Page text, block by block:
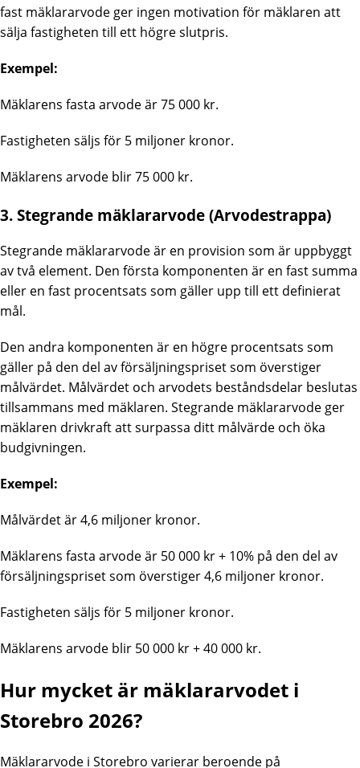
fast mäklararvode ger ingen motivation för mäklaren att
sälja fastigheten till ett högre slutpris.
Exempel:
Mäklarens fasta arvode är 75 000 kr.
Fastigheten säljs för 5 miljoner kronor.
Mäklarens arvode blir 75 000 kr.
3. Stegrande mäklararvode (Arvodestrappa)
Stegrande mäklararvode är en provision som är uppbyggt
av två element. Den första komponenten är en fast summa
eller en fast procentsats som gäller upp till ett definierat
mål.
Den andra komponenten är en högre procentsats som
gäller på den del av försäljningspriset som överstiger
målvärdet. Målvärdet och arvodets beståndsdelar beslutas
tillsammans med mäklaren. Stegrande mäklararvode ger
mäklaren drivkraft att surpassa ditt målvärde och öka
budgivningen.
Exempel:
Målvärdet är 4,6 miljoner kronor.
Mäklarens fasta arvode är 50 000 kr + 10% på den del av
försäljningspriset som överstiger 4,6 miljoner kronor.
Fastigheten säljs för 5 miljoner kronor.
Mäklarens arvode blir 50 000 kr + 40 000 kr.
Hur mycket är mäklararvodet i
Storebro 2026?
Mäklararvode i Storebro varierar beroende på